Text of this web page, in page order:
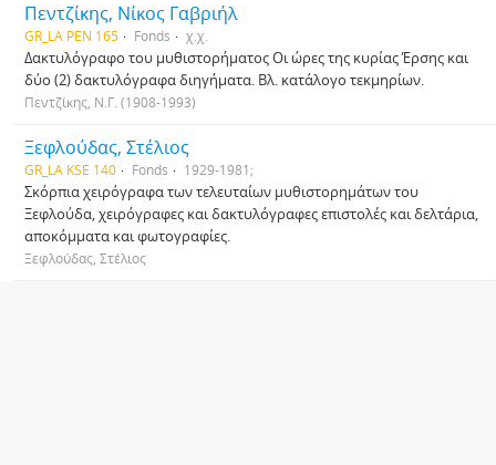
Πεντζίκης, Νίκος Γαβριήλ
GR_LA PEN 165 Fonds χ.χ.
Δακτυλόγραφο του μυθιστορήματος Οι ώρες της κυρίας Έρσης και
δύο (2) δακτυλόγραφα διηγήματα. Βλ. κατάλογο τεκμηρίων.
Πεντζίκης, Ν.Γ. (1908-1993)
Ξεφλούδας, Στέλιος
GR_LA KSE 140 Fonds 1929-1981;
Σκόρπια χειρόγραφα των τελευταίων μυθιστορημάτων του
Ξεφλούδα, χειρόγραφες και δακτυλόγραφες επιστολές και δελτάρια,
αποκόμματα και φωτογραφίες.
Ξεφλούδας, Στέλιος